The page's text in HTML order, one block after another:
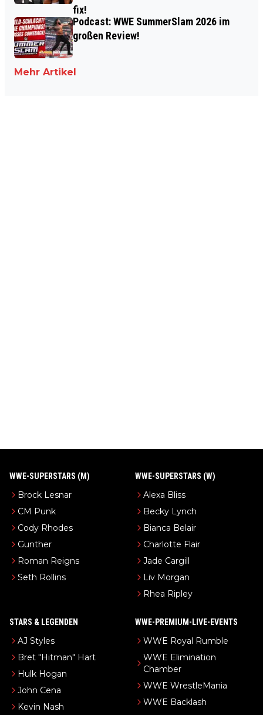
fix!
Podcast: WWE SummerSlam 2026 im
großen Review!
Mehr Artikel
WWE-SUPERSTARS (M)
Brock Lesnar
CM Punk
Cody Rhodes
Gunther
Roman Reigns
Seth Rollins
WWE-SUPERSTARS (W)
Alexa Bliss
Becky Lynch
Bianca Belair
Charlotte Flair
Jade Cargill
Liv Morgan
Rhea Ripley
STARS & LEGENDEN
AJ Styles
Bret "Hitman" Hart
Hulk Hogan
John Cena
Kevin Nash
WWE-PREMIUM-LIVE-EVENTS
WWE Royal Rumble
WWE Elimination
Chamber
WWE WrestleMania
WWE Backlash